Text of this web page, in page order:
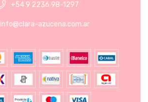
+54 9 2236 98-1297
info@clara-azucena.com.ar